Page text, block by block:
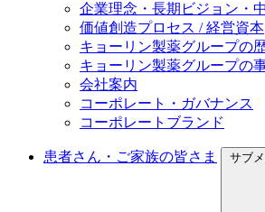
企業理念・長期ビジョン・
価値創造プロセス / 経営資本
キョーリン製薬グループの
キョーリン製薬グループの
会社案内
コーポレート・ガバナンス
コーポレートブランド
患者さん・ご家族の皆さま サブ